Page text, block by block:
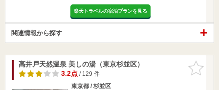
楽天トラベルの宿泊プランを見る
関連情報から探す
お気に入
りに追加
高井戸天然温泉 美しの湯（東京杉並区）
3.2点/ 129 件
東京都 / 杉並区